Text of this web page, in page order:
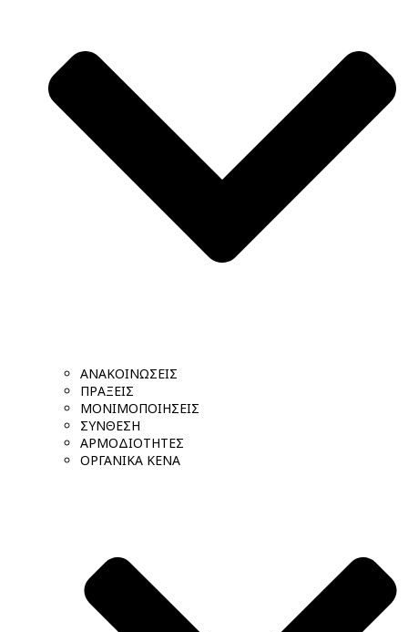
ΑΝΑΚΟΙΝΩΣΕΙΣ
ΠΡΑΞΕΙΣ
ΜΟΝΙΜΟΠΟΙΗΣΕΙΣ
ΣΥΝΘΕΣΗ
ΑΡΜΟΔΙΟΤΗΤΕΣ
ΟΡΓΑΝΙΚΑ ΚΕΝΑ